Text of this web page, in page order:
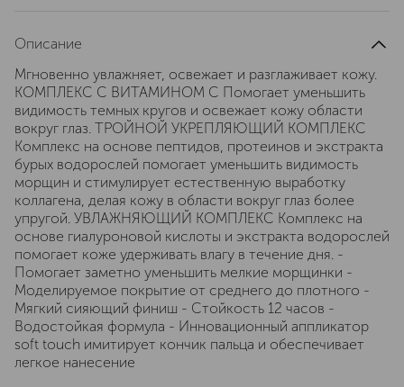
Описание
Мгновенно увлажняет, освежает и разглаживает кожу.
КОМПЛЕКС С ВИТАМИНОМ С Помогает уменьшить
видимость темных кругов и освежает кожу области
вокруг глаз. ТРОЙНОЙ УКРЕПЛЯЮЩИЙ КОМПЛЕКС
Комплекс на основе пептидов, протеинов и экстракта
бурых водорослей помогает уменьшить видимость
морщин и стимулирует естественную выработку
коллагена, делая кожу в области вокруг глаз более
упругой. УВЛАЖНЯЮЩИЙ КОМПЛЕКС Комплекс на
основе гиалуроновой кислоты и экстракта водорослей
помогает коже удерживать влагу в течение дня. -
Помогает заметно уменьшить мелкие морщинки -
Моделируемое покрытие от среднего до плотного -
Мягкий сияющий финиш - Стойкость 12 часов -
Водостойкая формула - Инновационный аппликатор
soft touch имитирует кончик пальца и обеспечивает
легкое нанесение